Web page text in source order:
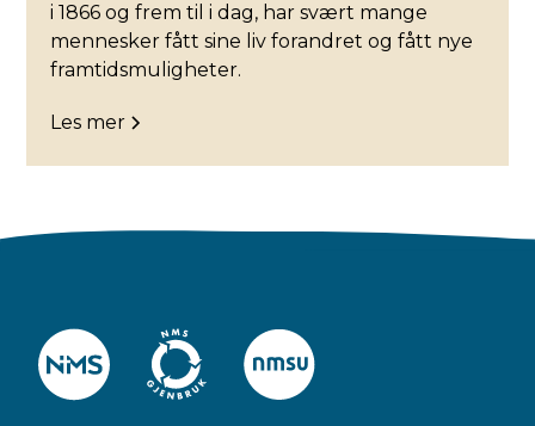
i 1866 og frem til i dag, har svært mange
mennesker fått sine liv forandret og fått nye
framtidsmuligheter.
Les mer